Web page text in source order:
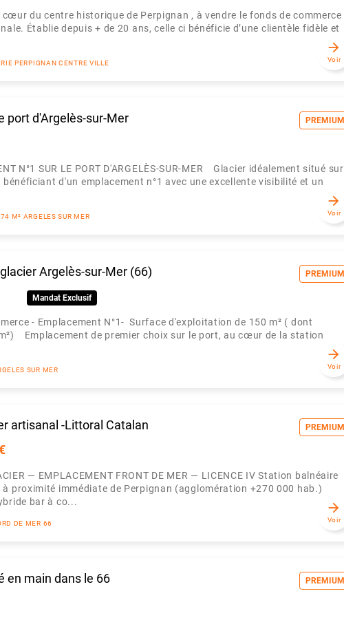
du centre historique de Perpignan , à vendre le fonds de commerce
Établie depuis + de 20 ans, celle ci bénéficie d’une clientèle fidèle et
PERPIGNAN CENTRE VILLE
arrow_forward
Voir
PREMIUM
port d'Argelès-sur-Mer
N°1 SUR LE PORT D'ARGELÈS-SUR-MER Glacier idéalement situé sur
bénéficiant d'un emplacement n°1 avec une excellente visibilité et un
M² ARGELES SUR MER
arrow_forward
Voir
PREMIUM
Argelès-sur-Mer (66)
Mandat Exclusif
- Emplacement N°1- Surface d'exploitation de 150 m² ( dont
Emplacement de premier choix sur le port, au cœur de la station
SUR MER
arrow_forward
Voir
PREMIUM
artisanal -Littoral Catalan
— EMPLACEMENT FRONT DE MER — LICENCE IV Station balnéaire
à proximité immédiate de Perpignan (agglomération +270 000 hab.)
bar à co...
DE MER 66
arrow_forward
Voir
PREMIUM
en main dans le 66